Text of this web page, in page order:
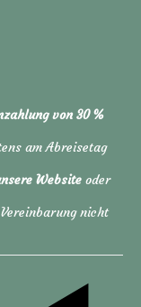
von 30 %
am Abreisetag
Website oder
nicht